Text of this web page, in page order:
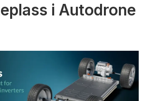
i Autodrone